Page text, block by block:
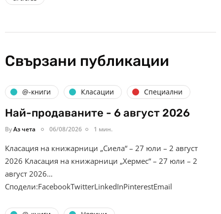
Свързани публикации
@-книги Класации Специални
Най-продаваните - 6 август 2026
ByАз чета 06/08/2026 1 мин.
Класация на книжарници „Сиела“ – 27 юли – 2 август
2026 Класация на книжарници „Хермес“ – 27 юли – 2
август 2026…
Сподели:FacebookTwitterLinkedInPinterestEmail